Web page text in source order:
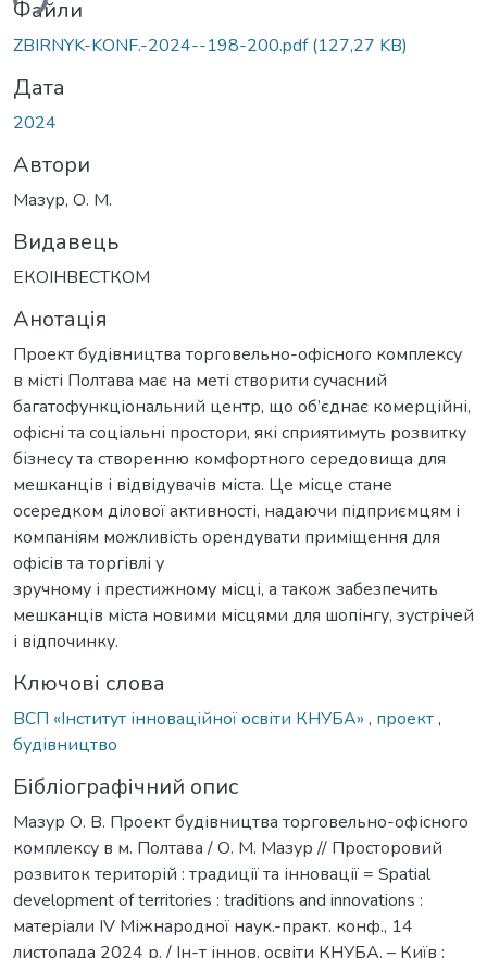
Файли
ZBIRNYK-KONF.-2024--198-200.pdf(127,27 KB)
Дата
2024
Автори
Мазур, О. М.
Видавець
ЕКОІНВЕСТКОМ
Анотація
Проект будівництва торговельно-офісного комплексу
в місті Полтава має на меті створити сучасний
багатофункціональний центр, що об’єднає комерційні,
офісні та соціальні простори, які сприятимуть розвитку
бізнесу та створенню комфортного середовища для
мешканців і відвідувачів міста. Це місце стане
осередком ділової активності, надаючи підприємцям і
компаніям можливість орендувати приміщення для
офісів та торгівлі у
зручному і престижному місці, а також забезпечить
мешканців міста новими місцями для шопінгу, зустрічей
і відпочинку.
Ключові слова
ВСП «Інститут інноваційної освіти КНУБА» , проект,
будівництво
Бібліографічний опис
Мазур О. В. Проект будівництва торговельно-офісного
комплексу в м. Полтава / О. М. Мазур // Просторовий
розвиток територій : традиції та інновації = Spatial
development of territories : traditions and innovations :
матеріали IV Міжнародної наук.-практ. конф., 14
листопада 2024 р. / Ін-т іннов. освіти КНУБА. – Київ :